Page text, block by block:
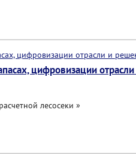
цифровизации
лесосеки »